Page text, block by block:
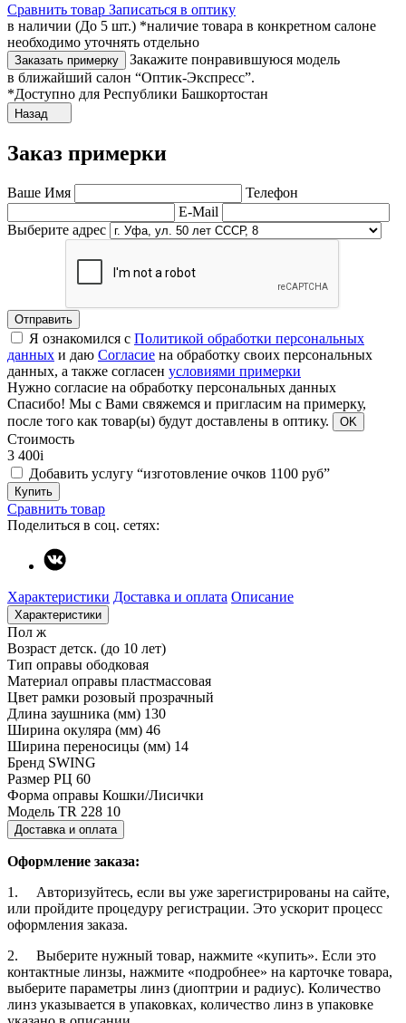
Сравнить товар Записаться в оптику
в наличии (До 5 шт.) *наличие товара в конкретном салоне
необходимо уточнять отдельно
Заказать примерку
Закажите понравившуюся модель
в ближайший салон “Оптик-Экспресс”.
*Доступно для Республики Башкортостан
Назад
Заказ примерки
Ваше Имя
Телефон
E-Mail
Выберите адрес
Отправить
Я ознакомился с Политикой обработки персональных
данных и даю Согласие на обработку своих персональных
данных, а также согласен условиями примерки
Нужно согласие на обработку персональных данных
Спасибо! Мы с Вами свяжемся и пригласим на примерку,
после того как товар(ы) будут доставлены в оптику.
OK
Стоимость
3 400i
Добавить услугу “изготовление очков 1100 руб”
Купить
Сравнить товар
Поделиться в соц. сетях:
Характеристики Доставка и оплата Описание
Характеристики
Пол ж
Возраст детск. (до 10 лет)
Тип оправы ободковая
Материал оправы пластмассовая
Цвет рамки розовый прозрачный
Длина заушника (мм) 130
Ширина окуляра (мм) 46
Ширина переносицы (мм) 14
Бренд SWING
Размер РЦ 60
Форма оправы Кошки/Лисички
Модель TR 228 10
Доставка и оплата
Оформление заказа:
1. Авторизуйтесь, если вы уже зарегистрированы на сайте,
или пройдите процедуру регистрации. Это ускорит процесс
оформления заказа.
2. Выберите нужный товар, нажмите «купить». Если это
контактные линзы, нажмите «подробнее» на карточке товара,
выберите параметры линз (диоптрии и радиус). Количество
линз указывается в упаковках, количество линз в упаковке